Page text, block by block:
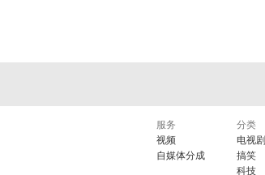
服务
视频
自媒体分成
分类
电视剧
搞笑
科技